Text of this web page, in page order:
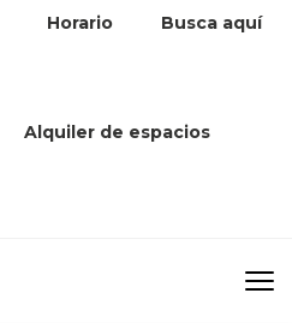
Horario Busca aquí
Alquiler de espacios